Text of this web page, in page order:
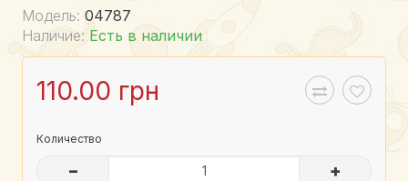
Модель: 04787
Наличие: Есть в наличии
110.00 грн
Количество
– +